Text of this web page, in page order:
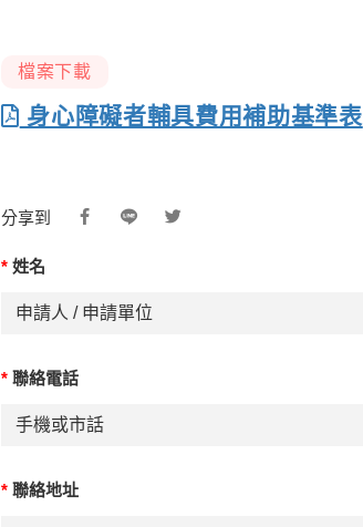
檔案下載
身心障礙者輔具費用補助基準表
分享到
* 姓名
* 聯絡電話
* 聯絡地址